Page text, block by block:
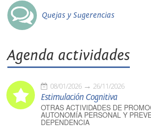
Quejas y Sugerencias
Agenda actividades
08/01/2026 26/11/2026
Estimulación Cognitiva
OTRAS ACTIVIDADES DE
AUTONOMÍA PERSONAL Y
DEPENDENCIA